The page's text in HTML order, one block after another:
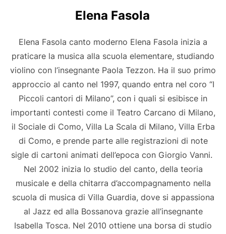
Elena Fasola
Elena Fasola canto moderno Elena Fasola inizia a
praticare la musica alla scuola elementare, studiando
violino con l’insegnante Paola Tezzon. Ha il suo primo
approccio al canto nel 1997, quando entra nel coro “I
Piccoli cantori di Milano”, con i quali si esibisce in
importanti contesti come il Teatro Carcano di Milano,
il Sociale di Como, Villa La Scala di Milano, Villa Erba
di Como, e prende parte alle registrazioni di note
sigle di cartoni animati dell’epoca con Giorgio Vanni. ​
Nel 2002 inizia lo studio del canto, della teoria
musicale e della chitarra d’accompagnamento nella
scuola di musica di Villa Guardia, dove si appassiona
al Jazz ed alla Bossanova grazie all’insegnante
Isabella Tosca. Nel 2010 ottiene una borsa di studio